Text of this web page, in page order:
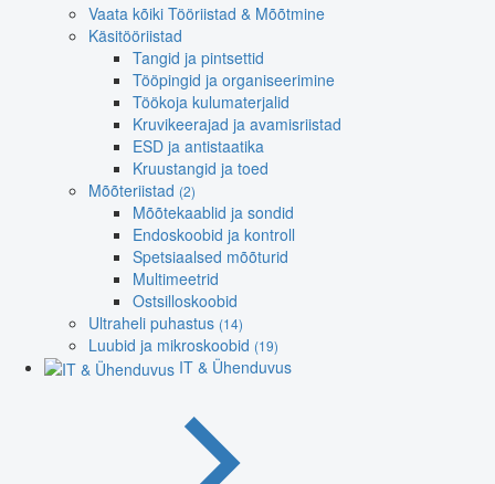
Vaata kõiki Tööriistad & Mõõtmine
Käsitööriistad
Tangid ja pintsettid
Tööpingid ja organiseerimine
Töökoja kulumaterjalid
Kruvikeerajad ja avamisriistad
ESD ja antistaatika
Kruustangid ja toed
Mõõteriistad (2)
Mõõtekaablid ja sondid
Endoskoobid ja kontroll
Spetsiaalsed mõõturid
Multimeetrid
Ostsilloskoobid
Ultraheli puhastus (14)
Luubid ja mikroskoobid (19)
IT & Ühenduvus